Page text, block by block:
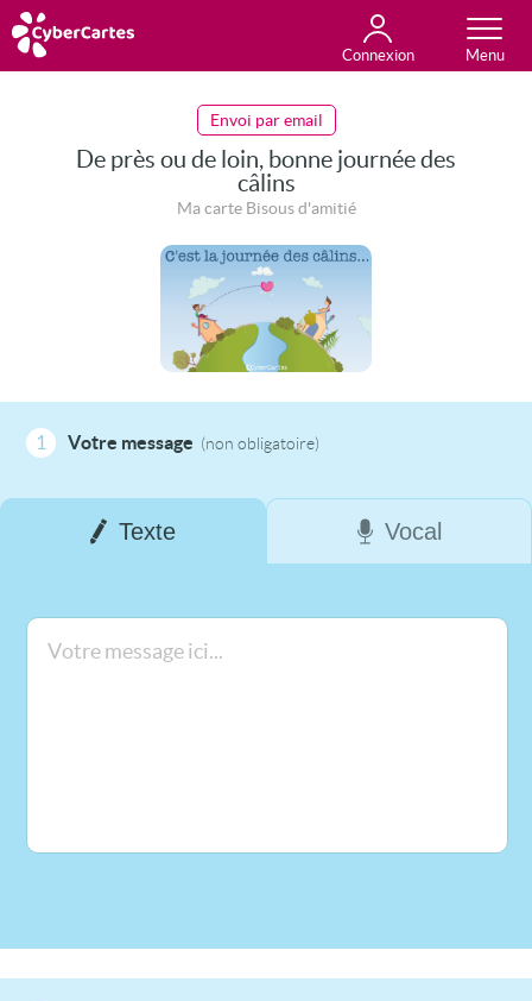
Connexion
Toutes les cartes
Envoi par email
De près ou de loin, bonne journée des
câlins
Ma carte Bisous d'amitié
1 Votre message (non obligatoire)
Texte Vocal